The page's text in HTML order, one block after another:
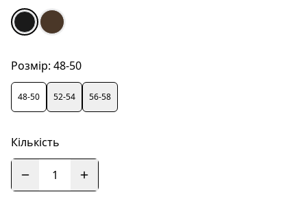
Розмір: 48-50
48-50 52-54 56-58
Кількість
1